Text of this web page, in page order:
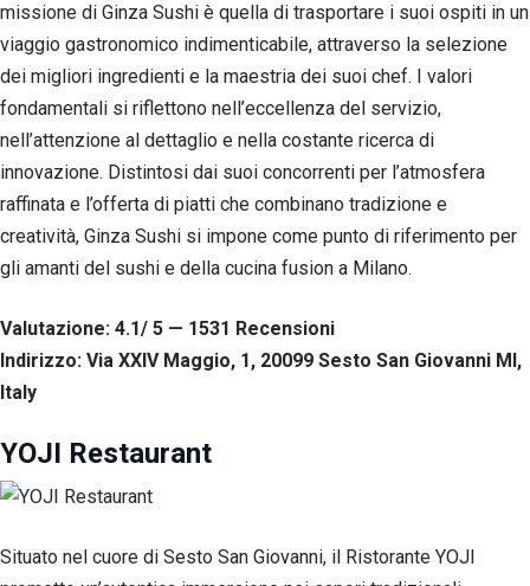
missione di Ginza Sushi è quella di trasportare i suoi ospiti in un
viaggio gastronomico indimenticabile, attraverso la selezione
dei migliori ingredienti e la maestria dei suoi chef. I valori
fondamentali si riflettono nell’eccellenza del servizio,
nell’attenzione al dettaglio e nella costante ricerca di
innovazione. Distintosi dai suoi concorrenti per l’atmosfera
raffinata e l’offerta di piatti che combinano tradizione e
creatività, Ginza Sushi si impone come punto di riferimento per
gli amanti del sushi e della cucina fusion a Milano.
Valutazione: 4.1/ 5 — 1531 Recensioni
Indirizzo: Via XXIV Maggio, 1, 20099 Sesto San Giovanni MI,
Italy
YOJI Restaurant
Situato nel cuore di Sesto San Giovanni, il Ristorante YOJI
Sono
necessari per il
funzionamento
del sito web.
Statistiche
Per
consentirci
migliorare
funzionalità
struttura
all'utilizzo
web